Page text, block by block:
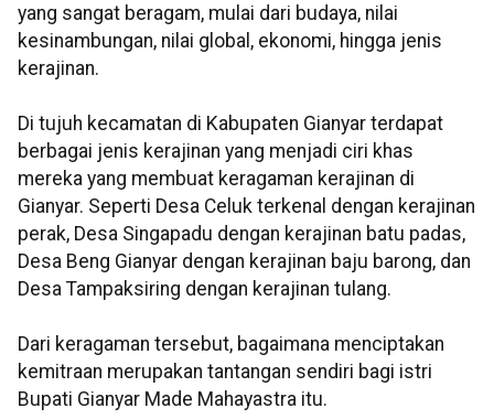
yang sangat beragam, mulai dari budaya, nilai
kesinambungan, nilai global, ekonomi, hingga jenis
kerajinan.
Di tujuh kecamatan di Kabupaten Gianyar terdapat
berbagai jenis kerajinan yang menjadi ciri khas
mereka yang membuat keragaman kerajinan di
Gianyar. Seperti Desa Celuk terkenal dengan kerajinan
perak, Desa Singapadu dengan kerajinan batu padas,
Desa Beng Gianyar dengan kerajinan baju barong, dan
Desa Tampaksiring dengan kerajinan tulang.
Dari keragaman tersebut, bagaimana menciptakan
kemitraan merupakan tantangan sendiri bagi istri
Bupati Gianyar Made Mahayastra itu.